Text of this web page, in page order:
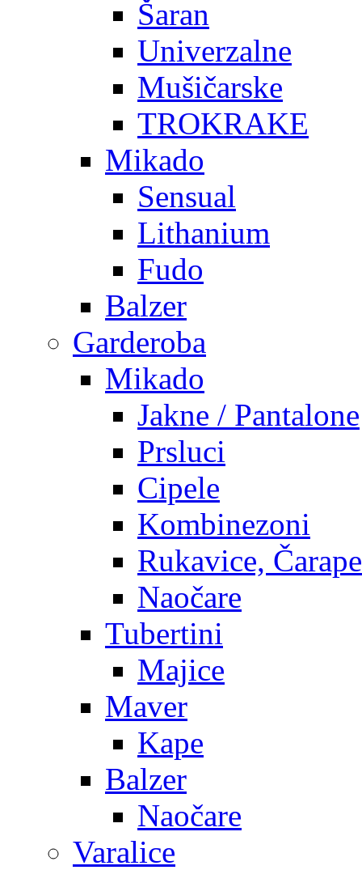
Šaran
Univerzalne
Mušičarske
TROKRAKE
Mikado
Sensual
Lithanium
Fudo
Balzer
Garderoba
Mikado
Jakne / Pantalone
Prsluci
Cipele
Kombinezoni
Rukavice, Čarape
Naočare
Tubertini
Majice
Maver
Kape
Balzer
Naočare
Varalice